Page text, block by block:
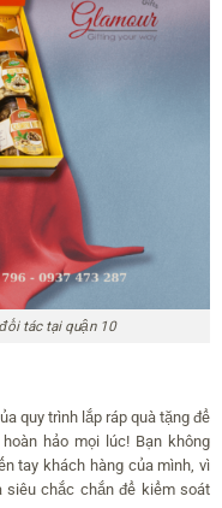
tác tại quận 10
quy trình lắp ráp quà tặng để
hảo mọi lúc! Bạn không
tay khách hàng của mình, vì
siêu chắc chắn để kiểm soát